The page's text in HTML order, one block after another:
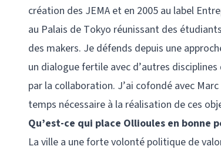
création des JEMA et en 2005 au label
au Palais de Tokyo réunissant des
des makers. Je défends depuis une
un dialogue fertile avec d’autres
par la collaboration. J’ai cofondé avec
temps nécessaire à la réalisation de ces
Qu’est-ce qui place Ollioules en bonne
La ville a une forte volonté politique de